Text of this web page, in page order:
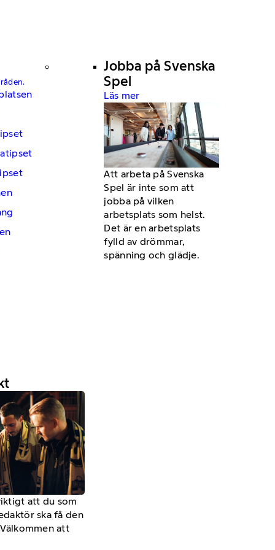
Jobba på Svenska
Spel
Läs mer
Att arbeta på Svenska
Spel är inte som att
jobba på vilken
arbetsplats som helst.
Det är en arbetsplats
fylld av drömmar,
spänning och glädje.
att du som
ska få den
att